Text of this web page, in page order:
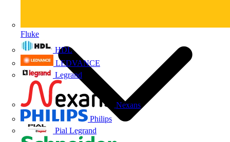
Fluke
HDL
LEDVANCE
Legrand
Nexans
Philips
Pial Legrand